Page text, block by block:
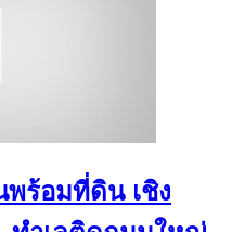
พร้อมที่ดิน เชิง